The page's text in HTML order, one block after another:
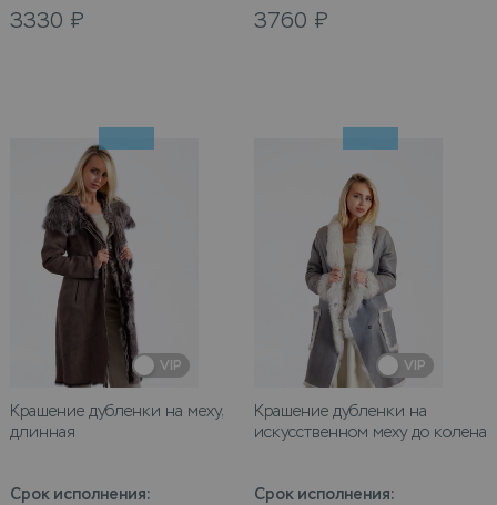
3330 ₽ 3760 ₽
VIP
Крашение дубленки на меху,
длинная
Срок исполнения:
VIP
Крашение дубленки на
искусственном меху до колена
Срок исполнения: